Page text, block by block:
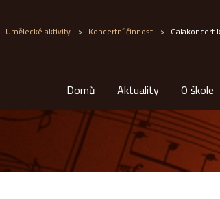
Umělecké aktivity > Koncertní činnost > Galakoncert
Domů Aktuality O škole